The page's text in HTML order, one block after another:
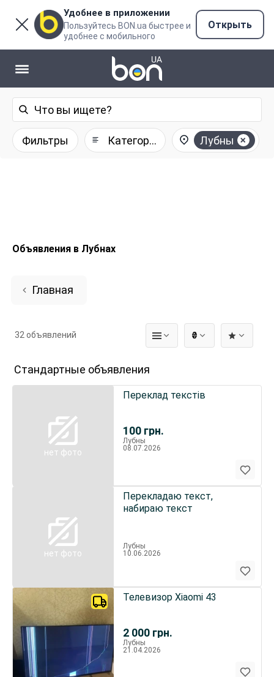
Удобнее в приложении
Пользуйтесь BON.ua быстрее и
удобнее с мобильного
Открыть
Фильтры Категории Лубны
Объявления в Лубнах
Главная
₴
32 объявлений
Стандартные объявления
нет фото
100 грн.
Переклад текстів
Лубны
08.07.2026
нет фото
Перекладаю текст,
набираю текст
Лубны
10.06.2026
2 000 грн.
Телевизор Xiaomi 43
Лубны
21.04.2026